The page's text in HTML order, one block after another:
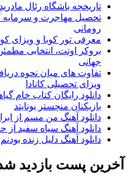
تاریخچه باشگاه رئال مادرید
تحصیل مهاجرت و سرمایه
رومانی
معرفی تور کوبا و ویزای
بروکر اوتت، انتخابی
جهانی
تفاوت های میان نحوه
ویزای تحصیلی کانادا
دانلود رایگان کتاب خام
بازیکنان منچستر یونایتد
دانلود آهنگ من مسم از
دانلود آهنگ سیاه سفید از
دانلود آهنگ دلیل زنده بودنم
پست بازدید